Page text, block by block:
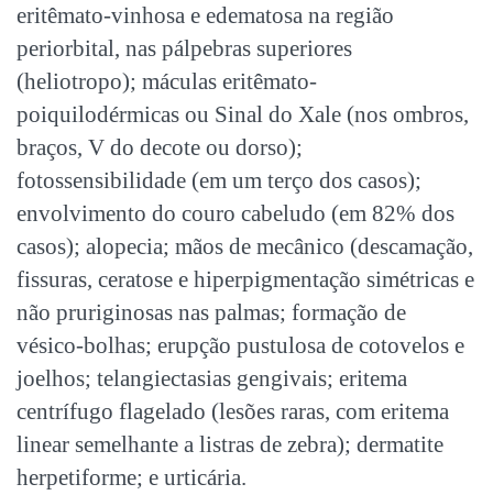
eritêmato-vinhosa e edematosa na região
periorbital, nas pálpebras superiores
(heliotropo); máculas eritêmato-
poiquilodérmicas ou Sinal do Xale (nos ombros,
braços, V do decote ou dorso);
fotossensibilidade (em um terço dos casos);
envolvimento do couro cabeludo (em 82% dos
casos); alopecia; mãos de mecânico (descamação,
fissuras, ceratose e hiperpigmentação simétricas e
não pruriginosas nas palmas; formação de
vésico-bolhas; erupção pustulosa de cotovelos e
joelhos; telangiectasias gengivais; eritema
centrífugo flagelado (lesões raras, com eritema
linear semelhante a listras de zebra); dermatite
herpetiforme; e urticária.